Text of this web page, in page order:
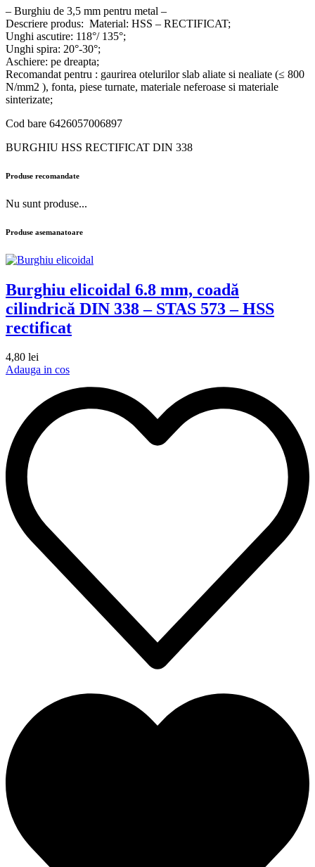
– Burghiu de 3,5 mm pentru metal –
Descriere produs: Material: HSS – RECTIFICAT;
Unghi ascutire: 118°/ 135°;
Unghi spira: 20°-30°;
Aschiere: pe dreapta;
Recomandat pentru : gaurirea otelurilor slab aliate si nealiate (≤ 800
N/mm2 ), fonta, piese turnate, materiale neferoase si materiale
sinterizate;
Cod bare 6426057006897
BURGHIU HSS RECTIFICAT DIN 338
Produse recomandate
Nu sunt produse...
Produse asemanatoare
Burghiu elicoidal 6.8 mm, coadă
cilindrică DIN 338 – STAS 573 – HSS
rectificat
4,80 lei
Adauga in cos